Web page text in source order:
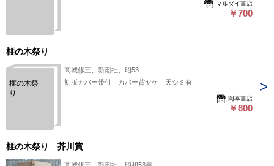
マルダイ書店
￥700
榧の木祭り
榧の木祭
り
高城修三、新潮社、昭53
初版カバー帯付 カバー背ヤケ 天シミ有
岡本書店
￥800
榧の木祭り 芥川賞